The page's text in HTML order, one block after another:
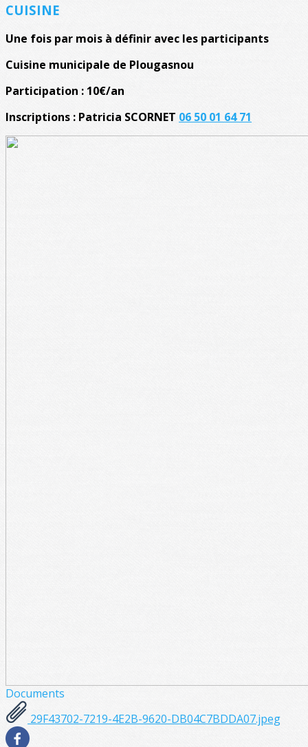
CUISINE
Une fois par mois à définir avec les participants
Cuisine municipale de Plougasnou
Participation : 10€/an
Inscriptions : Patricia SCORNET 06 50 01 64 71
Documents
29F43702-7219-4E2B-9620-DB04C7BDDA07.jpeg